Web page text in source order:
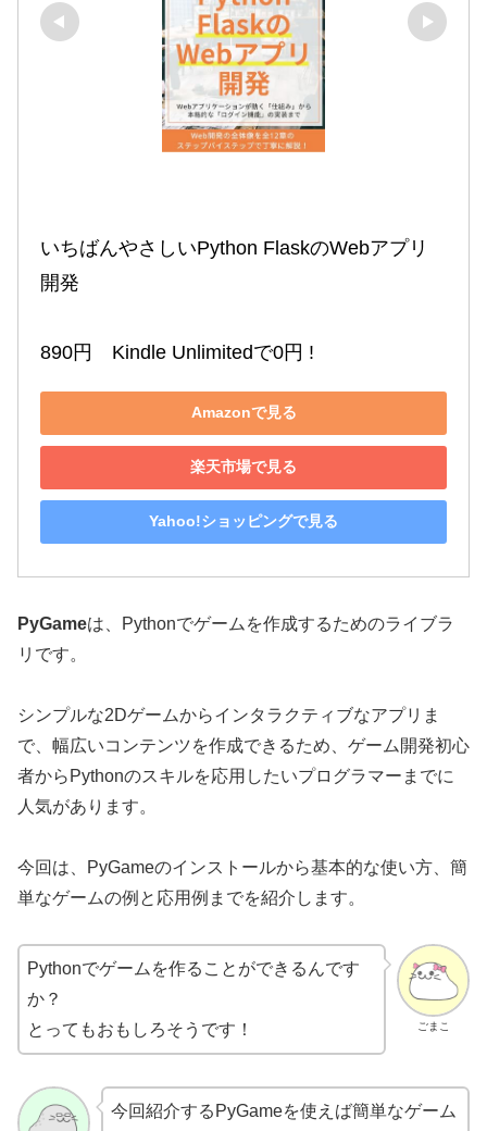
いちばんやさしいPython FlaskのWebアプリ
開発
890円　Kindle Unlimitedで0円 !
Amazonで見る
楽天市場で見る
Yahoo!ショッピングで見る
PyGameは、Pythonでゲームを作成するためのライブラ
リです。
シンプルな2Dゲームからインタラクティブなアプリま
で、幅広いコンテンツを作成できるため、ゲーム開発初心
者からPythonのスキルを応用したいプログラマーまでに
人気があります。
今回は、PyGameのインストールから基本的な使い方、簡
単なゲームの例と応用例までを紹介します。
ごまこ
Pythonでゲームを作ることができるんです
か？
とってもおもしろそうです！
今回紹介するPyGameを使えば簡単なゲーム